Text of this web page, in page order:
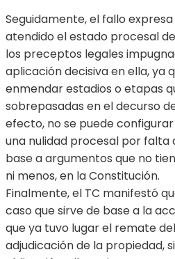
Seguidamente, el fallo
atendido el estado procesal
los preceptos legales
aplicación decisiva en ella, ya
enmendar estadios o etapas
sobrepasadas en el decurso
efecto, no se puede
una nulidad procesal por
base a argumentos que no
ni menos, en la Constitución.
Finalmente, el TC manifestó
caso que sirve de base a la
que ya tuvo lugar el remate
adjudicación de la propiedad,